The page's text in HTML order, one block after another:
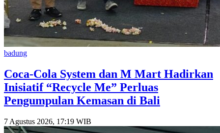
badung
Coca-Cola System dan M Mart Hadirkan
Inisiatif “Recycle Me” Perluas
Pengumpulan Kemasan di Bali
7 Agustus 2026, 17:19 WIB